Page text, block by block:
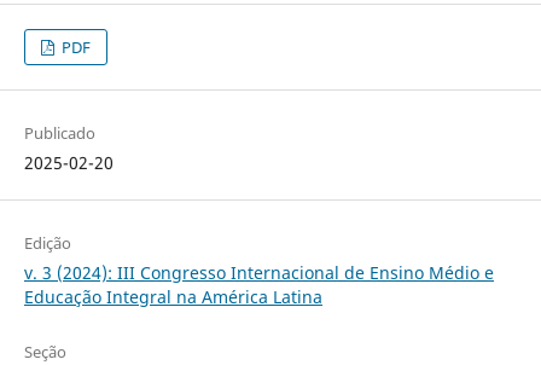
PDF
Publicado
2025-02-20
Edição
v. 3 (2024): III Congresso Internacional de Ensino Médio e
Educação Integral na América Latina
Seção